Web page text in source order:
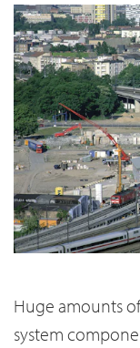
Huge amounts
system